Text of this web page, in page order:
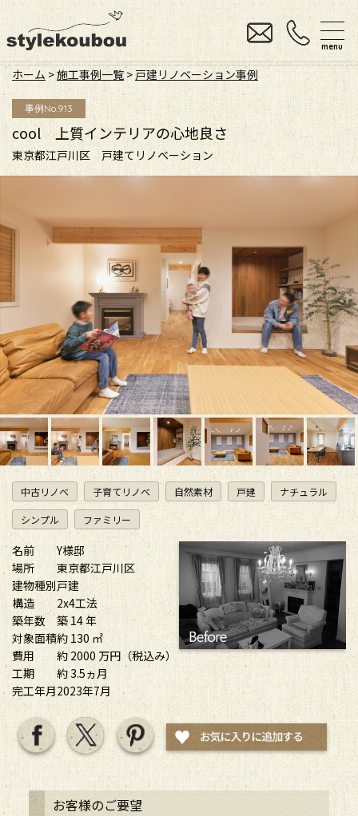
menu
ホーム >施工事例一覧> 戸建リノベーション事例
事例No.913
cool 上質インテリアの心地良さ
東京都江戸川区 戸建てリノベーション
中古リノベ 子育てリノベ 自然素材 戸建 ナチュラル
シンプル ファミリー
名前
Y様邸
場所
東京都江戸川区
建物種別戸建
構造
2x4工法
築年数
築 14 年
対象面積約 130 ㎡
費用
約 2000 万円（税込み）
工期
約 3.5ヵ月
完工年月2023年7月
お客様のご要望